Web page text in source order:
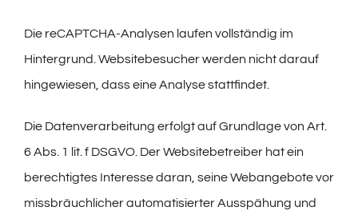
Die reCAPTCHA-Analysen laufen vollständig im
Hintergrund. Websitebesucher werden nicht darauf
hingewiesen, dass eine Analyse stattfindet.
Die Datenverarbeitung erfolgt auf Grundlage von Art.
6 Abs. 1 lit. f DSGVO. Der Websitebetreiber hat ein
berechtigtes Interesse daran, seine Webangebote vor
missbräuchlicher automatisierter Ausspähung und